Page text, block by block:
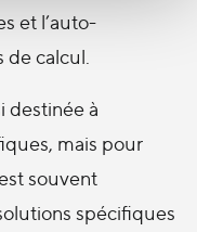
et l’auto-
calcul.
destinée à
mais pour
souvent
spécifiques